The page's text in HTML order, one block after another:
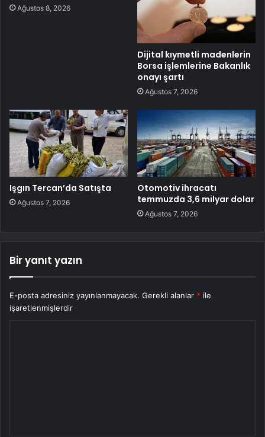
Ağustos 8, 2026
Dijital kıymetli madenlerin
Borsa işlemlerine Bakanlık
onayı şartı
Ağustos 7, 2026
Işgın Tercan’da Satışta
Ağustos 7, 2026
Otomotiv ihracatı
temmuzda 3,6 milyar dolar
Ağustos 7, 2026
Bir yanıt yazın
E-posta adresiniz yayınlanmayacak. Gerekli alanlar * ile
işaretlenmişlerdir